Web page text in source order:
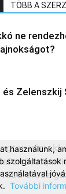
TÖBB A
ne
és Zelenszkij
orosz
használunk,
szolgáltatások
További